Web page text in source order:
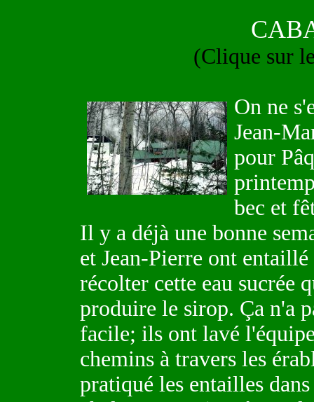
(Clique sur
On ne
Jean-
pour
bec et
Il y a déjà une bonne
et Jean-Pierre ont
récolter cette eau sucrée
produire le sirop. Ça n'a
facile; ils ont lavé
chemins à travers les
pratiqué les entailles